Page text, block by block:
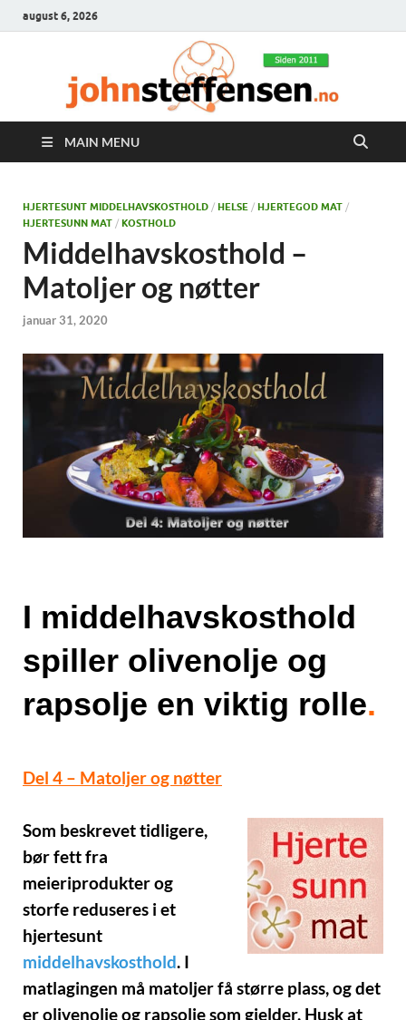
august 6, 2026
MAIN MENU
HJERTESUNT MIDDELHAVSKOSTHOLD / HELSE / HJERTEGOD MAT /
HJERTESUNN MAT / KOSTHOLD
Middelhavskosthold –
Matoljer og nøtter
januar 31, 2020
I middelhavskosthold
spiller olivenolje og
rapsolje en viktig rolle.
Del 4 – Matoljer og nøtter
Som beskrevet tidligere,
bør fett fra
meieriprodukter og
storfe reduseres i et
hjertesunt
middelhavskosthold. I
matlagingen må matoljer få større plass, og det
er olivenolje og rapsolje som gjelder. Husk at